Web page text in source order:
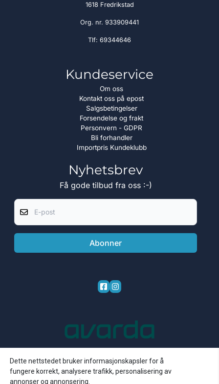
1618 Fredrikstad
Org. nr. 933909441
Tlf: 69344646
Kundeservice
Om oss
Kontakt oss på epost
Salgsbetingelser
Forsendelse og frakt
Personvern - GDPR
Bli forhandler
Importpris Kundeklubb
Nyhetsbrev
Få gode tilbud fra oss :-)
Abonner
Dette nettstedet bruker informasjonskapsler for å
fungere korrekt, analysere trafikk, personalisering av
annonser og annonsering.